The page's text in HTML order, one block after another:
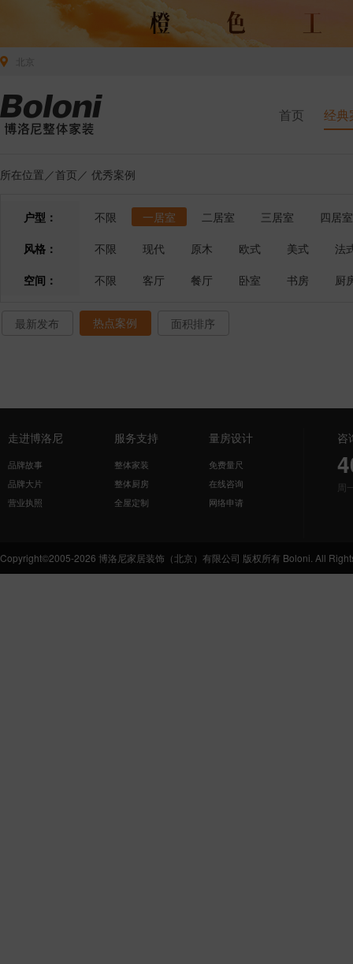
首页 经典
所在位置／首页 ／ 优秀案例
户型： 不限 一居室 二居室 三居室
四居室
风格：
不限 现代 原木 欧式 美式
法
空间：
不限 客厅 餐厅 卧室 书房 厨
最新发布 热点案例 面积排序
走进博洛尼
品牌故事
品牌大片
营业执照
服务支持
整体家装
整体厨房
全屋定制
量房设计
免费量尺
在线咨询
网络申请
咨
周
Copyright©2005-2026 博洛尼家居装饰（北京）有限公司 版权所有 Boloni. All